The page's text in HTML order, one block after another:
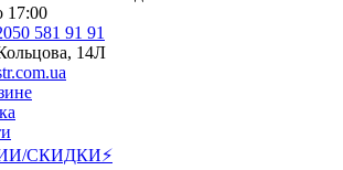
17:00
050 581 91 91
14Л
СКИДКИ⚡